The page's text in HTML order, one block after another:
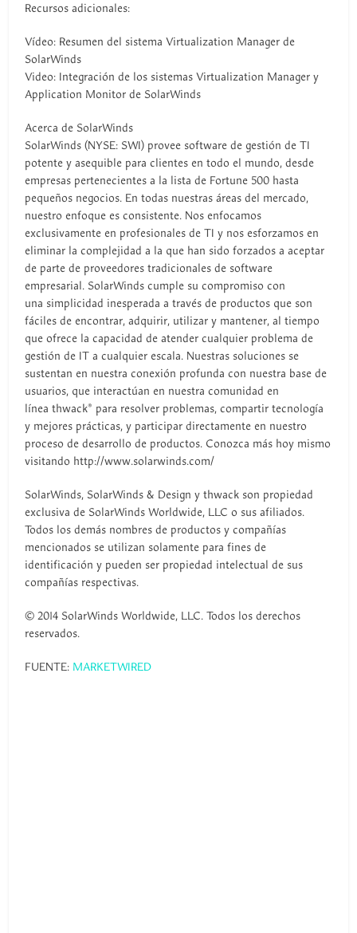
Recursos adicionales:
Vídeo: Resumen del sistema Virtualization Manager de
SolarWinds
Video: Integración de los sistemas Virtualization Manager y
Application Monitor de SolarWinds
Acerca de SolarWinds
SolarWinds (NYSE: SWI) provee software de gestión de TI
potente y asequible para clientes en todo el mundo, desde
empresas pertenecientes a la lista de Fortune 500 hasta
pequeños negocios. En todas nuestras áreas del mercado,
nuestro enfoque es consistente. Nos enfocamos
exclusivamente en profesionales de TI y nos esforzamos en
eliminar la complejidad a la que han sido forzados a aceptar
de parte de proveedores tradicionales de software
empresarial. SolarWinds cumple su compromiso con
una simplicidad inesperada a través de productos que son
fáciles de encontrar, adquirir, utilizar y mantener, al tiempo
que ofrece la capacidad de atender cualquier problema de
gestión de IT a cualquier escala. Nuestras soluciones se
sustentan en nuestra conexión profunda con nuestra base de
usuarios, que interactúan en nuestra comunidad en
línea thwack® para resolver problemas, compartir tecnología
y mejores prácticas, y participar directamente en nuestro
proceso de desarrollo de productos. Conozca más hoy mismo
visitando http://www.solarwinds.com/
SolarWinds, SolarWinds & Design y thwack son propiedad
exclusiva de SolarWinds Worldwide, LLC o sus afiliados.
Todos los demás nombres de productos y compañías
mencionados se utilizan solamente para fines de
identificación y pueden ser propiedad intelectual de sus
compañías respectivas.
© 2014 SolarWinds Worldwide, LLC. Todos los derechos
reservados.
FUENTE: MARKETWIRED